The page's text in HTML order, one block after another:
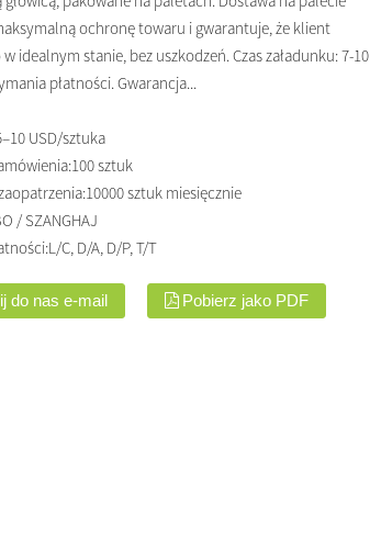
ochronę towaru i gwarantuje, że klient
idealnym stanie, bez uszkodzeń. Czas załadunku: 7-10
płatności. Gwarancja...
USD/sztuka
100 sztuk
10000 sztuk miesięcznie
/ SZANGHAJ
L/C, D/A, D/P, T/T
do nas e-mail Pobierz jako PDF